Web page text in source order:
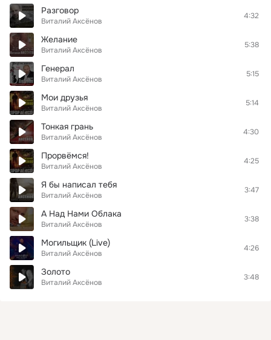
Разговор
Виталий Аксёнов
4:32
Желание
Виталий Аксёнов
5:38
Генерал
Виталий Аксёнов
5:15
Мои друзья
Виталий Аксёнов
5:14
Тонкая грань
Виталий Аксёнов
4:30
Прорвёмся!
Виталий Аксёнов
4:25
Я бы написал тебя
Виталий Аксёнов
3:47
А Над Нами Облака
Виталий Аксёнов
3:38
Могильщик (Live)
Виталий Аксёнов
4:26
Золото
Виталий Аксёнов
3:48